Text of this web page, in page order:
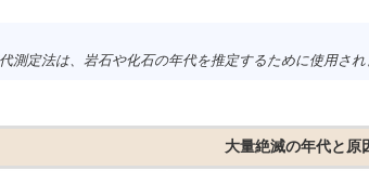
測定法は、岩石や化石の年代を推定するために使用さ
大量絶滅の年代と原